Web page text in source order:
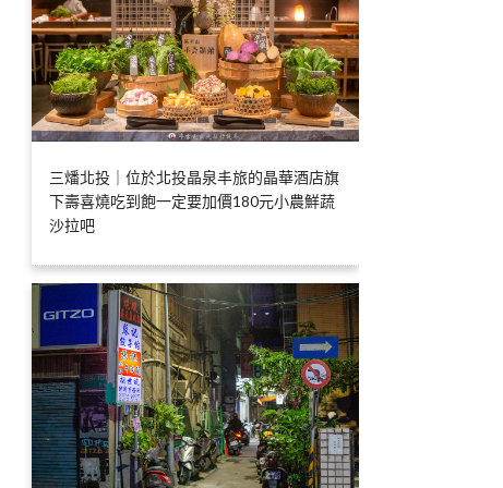
三燔北投｜位於北投晶泉丰旅的晶華酒店旗
下壽喜燒吃到飽一定要加價180元小農鮮蔬
沙拉吧